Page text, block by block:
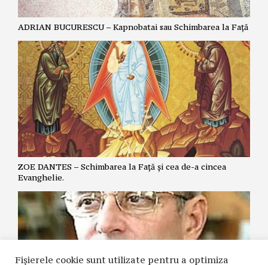
ADRIAN BUCURESCU – Kapnobatai sau Schimbarea la Față
ZOE DANTES – Schimbarea la Față și cea de-a cincea
Evanghelie.
Fișierele cookie sunt utilizate pentru a optimiza